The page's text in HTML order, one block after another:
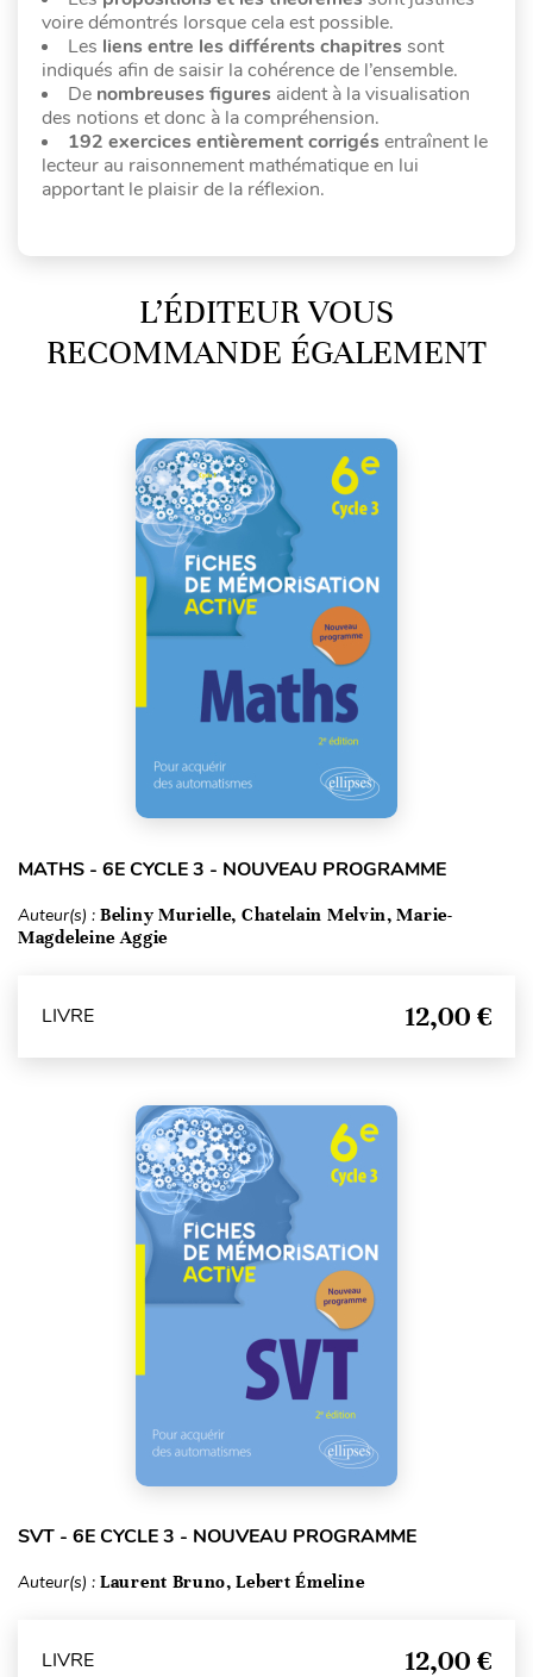
voire démontrés lorsque cela est possible.
Les liens entre les différents chapitres sont
indiqués afin de saisir la cohérence de l’ensemble.
De nombreuses figures aident à la visualisation
des notions et donc à la compréhension.
192 exercices entièrement corrigés entraînent le
lecteur au raisonnement mathématique en lui
apportant le plaisir de la réflexion.
L’ÉDITEUR VOUS
RECOMMANDE ÉGALEMENT
MATHS - 6E CYCLE 3 - NOUVEAU PROGRAMME
Auteur(s) : Beliny Murielle, Chatelain Melvin, Marie-
Magdeleine Aggie
LIVRE 12,00 €
SVT - 6E CYCLE 3 - NOUVEAU PROGRAMME
Auteur(s) : Laurent Bruno, Lebert Émeline
LIVRE 12,00 €